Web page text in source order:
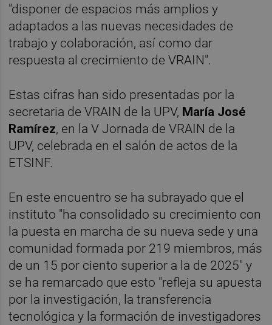
"disponer de espacios más amplios y
adaptados a las nuevas necesidades de
trabajo y colaboración, así como dar
respuesta al crecimiento de VRAIN".
Estas cifras han sido presentadas por la
secretaria de VRAIN de la UPV, María José
Ramírez, en la V Jornada de VRAIN de la
UPV, celebrada en el salón de actos de la
ETSINF.
En este encuentro se ha subrayado que el
instituto "ha consolidado su crecimiento con
la puesta en marcha de su nueva sede y una
comunidad formada por 219 miembros, más
de un 15 por ciento superior a la de 2025" y
se ha remarcado que esto "refleja su apuesta
por la investigación, la transferencia
tecnológica y la formación de investigadores